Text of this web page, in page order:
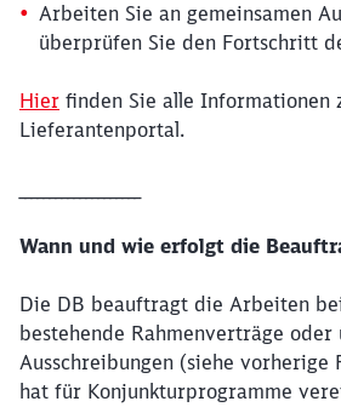
Arbeiten Sie an gemeinsamen
überprüfen Sie den Fortschritt
Hier finden Sie alle Informationen
Lieferantenportal.
Wann und wie erfolgt die
Die DB beauftragt die Arbeiten
bestehende Rahmenverträge oder
Ausschreibungen (siehe vorherige
hat für Konjunkturprogramme